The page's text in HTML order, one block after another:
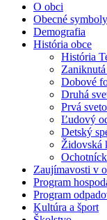
O obci
Obecné symboly
Demografia
História obce
História
Dobové
Druhá
Prvá
Ľudový
Detský
Židovská
Zaujímavosti v
Program
Program
Kultúra a šport